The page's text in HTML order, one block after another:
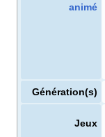
animé
Génération(s)
Jeux